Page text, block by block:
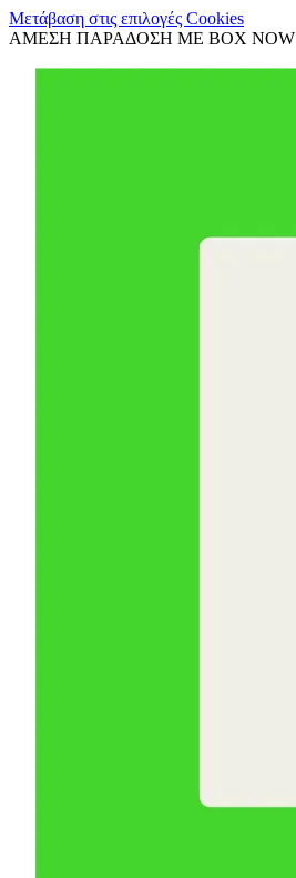
Μετάβαση στις επιλογές Cookies
ΑΜΕΣΗ ΠΑΡΑΔΟΣΗ ΜΕ BOX NOW